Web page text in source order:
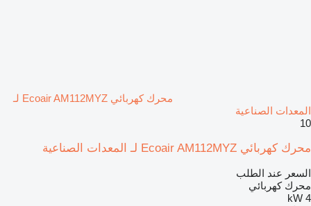
محرك كهربائي Ecoair AM112MYZ لـ
المعدات الصناعية
10
محرك كهربائي Ecoair AM112MYZ لـ المعدات الصناعية
السعر عند الطلب
محرك كهربائي
4 kW